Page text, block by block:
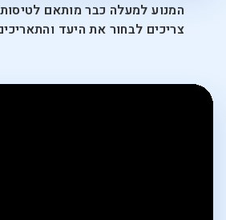
המנוע למעלה כבר מותאם
צריכים לבחור את היעד